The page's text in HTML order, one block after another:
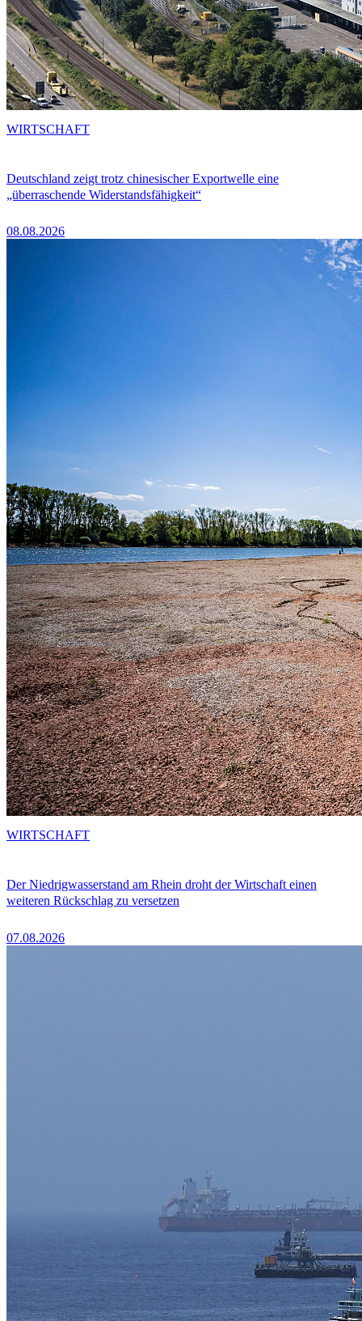
Deutschland zeigt trotz chinesischer Exportwelle eine
„überraschende Widerstandsfähigkeit“
08.08.2026
WIRTSCHAFT
Der Niedrigwasserstand am Rhein droht der Wirtschaft einen
weiteren Rückschlag zu versetzen
07.08.2026
WIRTSCHAFT